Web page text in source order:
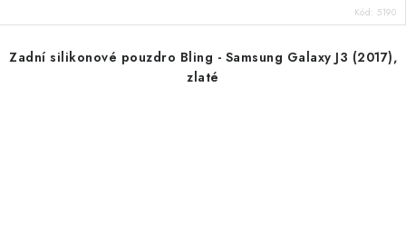
Kód: 5190
Zadní silikonové pouzdro Bling - Samsung Galaxy J3 (2017),
zlaté